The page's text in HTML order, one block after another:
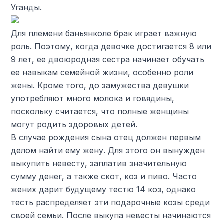
Уганды.
Для племени баньянколе брак играет важную
роль. Поэтому, когда девочке достигается 8 или
9 лет, ее двоюродная сестра начинает обучать
ее навыкам семейной жизни, особенно роли
жены. Кроме того, до замужества девушки
употребляют много молока и говядины,
поскольку считается, что полные женщины
могут родить здоровых детей.
В случае рождения сына отец должен первым
делом найти ему жену. Для этого он вынужден
выкупить невесту, заплатив значительную
сумму денег, а также скот, коз и пиво. Часто
жених дарит будущему тестю 14 коз, однако
тесть распределяет эти подарочные козы среди
своей семьи. После выкупа невесты начинаются